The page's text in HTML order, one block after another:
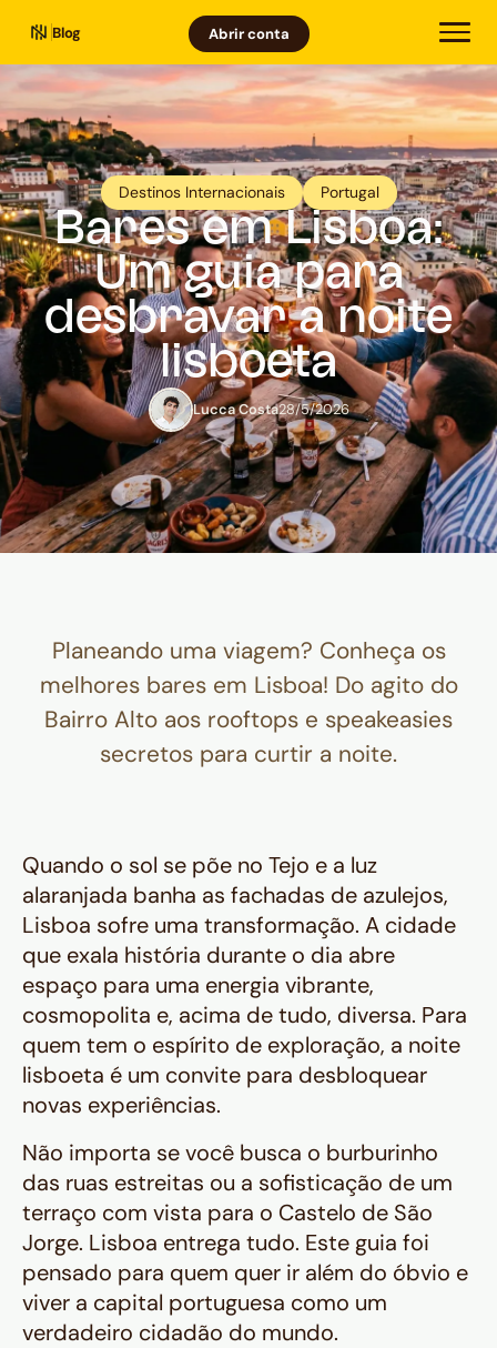
Blog Abrir conta
Destinos Internacionais Portugal
Bares em Lisboa:
Um guia para
desbravar a noite
lisboeta
Lucca Costa28/5/2026
Planeando uma viagem? Conheça os
melhores bares em Lisboa! Do agito do
Bairro Alto aos rooftops e speakeasies
secretos para curtir a noite.
Quando o sol se põe no Tejo e a luz
alaranjada banha as fachadas de azulejos,
Lisboa sofre uma transformação. A cidade
que exala história durante o dia abre
espaço para uma energia vibrante,
cosmopolita e, acima de tudo, diversa. Para
quem tem o espírito de exploração, a noite
lisboeta é um convite para desbloquear
novas experiências.
Não importa se você busca o burburinho
das ruas estreitas ou a sofisticação de um
terraço com vista para o Castelo de São
Jorge. Lisboa entrega tudo. Este guia foi
pensado para quem quer ir além do óbvio e
viver a capital portuguesa como um
verdadeiro cidadão do mundo.